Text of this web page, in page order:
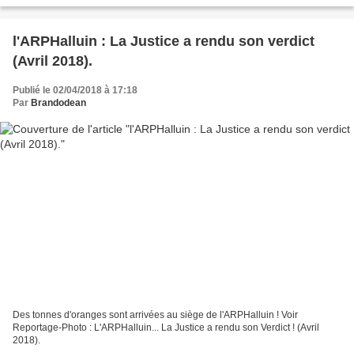
l'ARPHalluin : La Justice a rendu son verdict
(Avril 2018).
Publié le 02/04/2018 à 17:18
Par Brandodean
Des tonnes d'oranges sont arrivées au siège de l'ARPHalluin ! Voir
Reportage-Photo : L'ARPHalluin... La Justice a rendu son Verdict ! (Avril
2018).